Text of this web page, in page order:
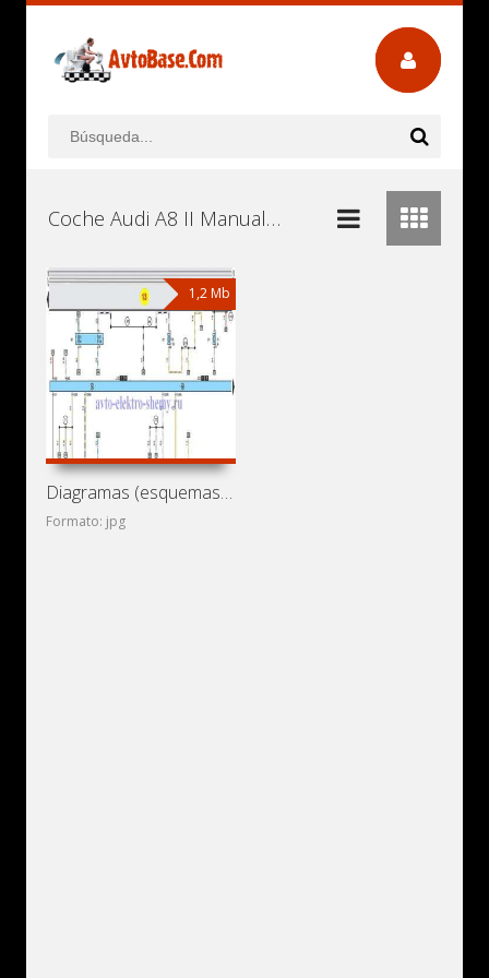
Coche Audi A8 II Manuales de Usuario, Manuales de Instrucciones (Reparación) y Mantenimiento Descargar Gratis
1,2 Mb
Diagramas (esquemas) eléctricos Audi A8 D3/4E (Audi A8 II)
Formato: jpg